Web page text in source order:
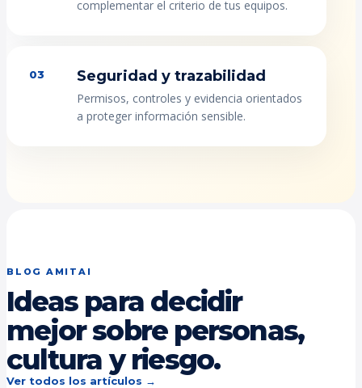
complementar el criterio de tus equipos.
03 Seguridad y trazabilidad
Permisos, controles y evidencia orientados
a proteger información sensible.
BLOG AMITAI
Ideas para decidir
mejor sobre personas,
cultura y riesgo.
Ver todos los artículos →